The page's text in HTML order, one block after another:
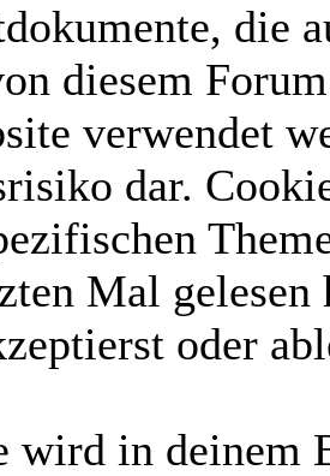
die
diesem
verwendet
dar.
Mal gelesen
oder
wird in deinem